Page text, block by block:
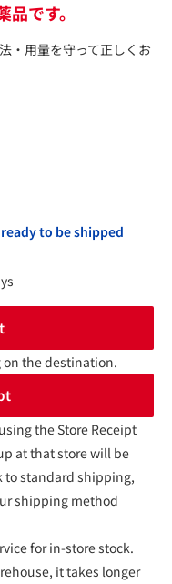
です。
・用量を守って正しくお
to be shipped
on the destination.
the Store Receipt
at that store will be
to standard shipping,
shipping method
for in-store stock.
it takes longer